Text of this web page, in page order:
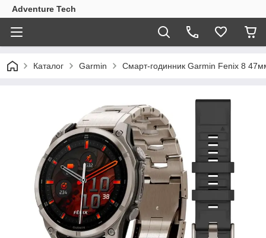
Adventure Tech
Каталог Garmin Смарт-годинник Garmin Fenix 8